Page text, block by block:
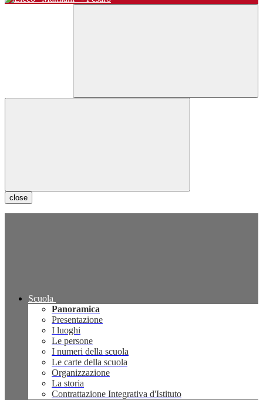
close
Scuola
Panoramica
Presentazione
I luoghi
Le persone
I numeri della scuola
Le carte della scuola
Organizzazione
La storia
Contrattazione Integrativa d'Istituto